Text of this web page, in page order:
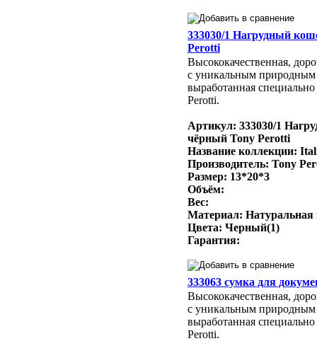
333030/1 Нагрудный
Perotti
Высококачественная,
с уникальным природным
выработанная
Perotti.
Артикул: 333030/1
чёрный Tony Perotti
Название коллекции:
Производитель: Tony
Размер: 13*20*3
Объём:
Вес:
Материал: Натуральная
Цвета: Черный(1)
Гарантия:
333063 сумка для
Высококачественная,
с уникальным природным
выработанная
Perotti.